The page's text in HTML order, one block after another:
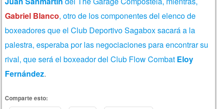
Gabriel Blanco, otro de los componentes del elenco de
boxeadores que el Club Deportivo Sagabox sacará a la
palestra, esperaba por las negociaciones para encontrar su
rival, que será el boxeador del Club Flow Combat Eloy
Fernández.
Comparte esto: